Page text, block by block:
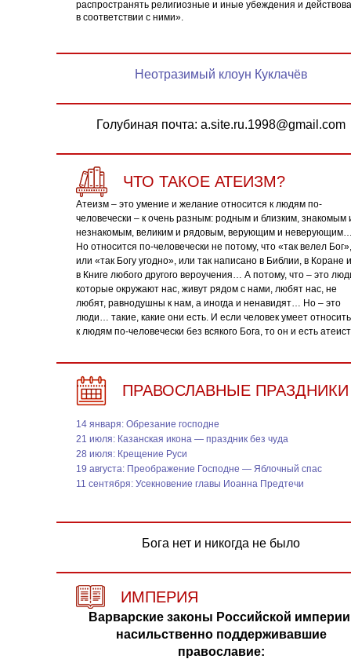
распространять религиозные и иные убеждения и
в соответствии с ними».
Неотразимый клоун Куклачёв
Голубиная почта: a.site.ru.1998@gmail.com
ЧТО ТАКОЕ АТЕИЗМ?
Атеизм – это умение и желание относится к людям по-
человечески – к очень разным: родным и близким, знакомым
незнакомым, великим и рядовым, верующим и неверующим…
Но относится по-человечески не потому, что «так велел Бог»,
или «так Богу угодно», или так написано в Библии, в Коране
в Книге любого другого вероучения… А потому, что – это
которые окружают нас, живут рядом с нами, любят нас, не
любят, равнодушны к нам, а иногда и ненавидят… Но – это
люди… такие, какие они есть. И если человек умеет
к людям по-человечески без всякого Бога, то он и есть атеист.
ПРАВОСЛАВНЫЕ ПРАЗДНИКИ
14 января: Обрезание господне
21 июля: Казанская икона — праздник без чуда
28 июля: Крещение Руси
19 августа: Преображение Господне — Яблочный спас
11 сентября: Усекновение главы Иоанна Предтечи
Бога нет и никогда не было
ИМПЕРИЯ
Варварские законы Российской
насильственно поддерживавшие
православие: